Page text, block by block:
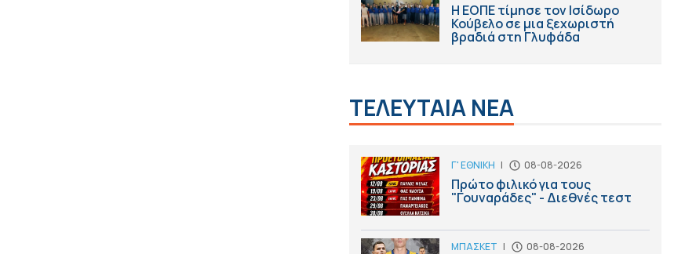
Η ΕΟΠΕ τίμησε τον Ισίδωρο
Κούβελο σε μια ξεχωριστή
βραδιά στη Γλυφάδα
ΤΕΛΕΥΤΑΙΑ ΝΕΑ
Γ' ΕΘΝΙΚΗ | 08-08-2026
Πρώτο φιλικό για τους
"Γουναράδες" - Διεθνές τεστ
ΜΠΑΣΚΕΤ | 08-08-2026